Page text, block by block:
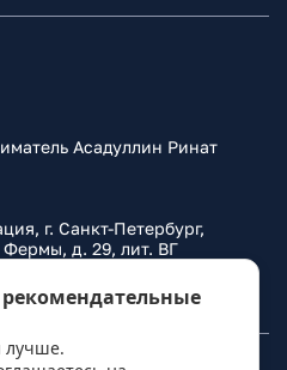
Асадуллин Ринат
г. Санкт-Петербург,
Фермы, д. 29, лит. ВГ
лучше.